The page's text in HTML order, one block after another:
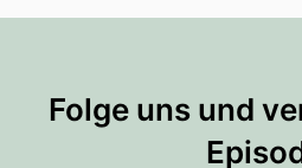
00:02:22: Alf Darf ich mal
fragen? Seid ihr eigentlich
Folge uns und